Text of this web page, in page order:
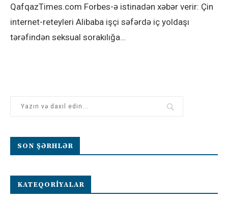
QafqazTimes.com Forbes-ə istinadən xəbər verir: Çin
internet-reteyleri Alibaba işçi səfərdə iç yoldaşı
tərəfindən seksual sorakılığa…
SON ŞƏRHLƏR
KATEQORIYALAR